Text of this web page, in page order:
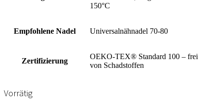
150°C
Empfohlene Nadel Universalnähnadel 70-80
Zertifizierung
OEKO-TEX® Standard 100 – frei
von Schadstoffen
Vorrätig